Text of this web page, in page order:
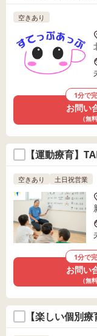
空きあり
1分で
お問い
（無料
【運動療育】
空きあり 土日祝営業
1分で
お問い
（無料
【楽しい個別